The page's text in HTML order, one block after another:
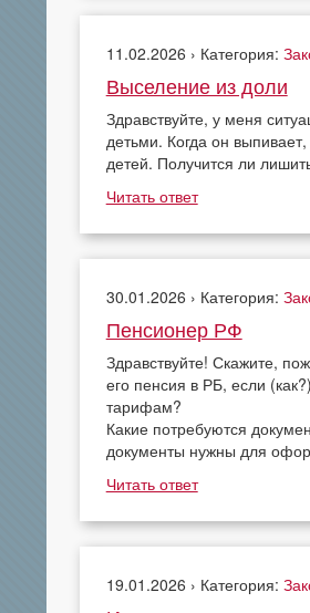
11.02.2026 › Категория:
Выселение из доли
Здравствуйте, у меня
детьми. Когда он
детей. Получится ли
Читать ответ
30.01.2026 › Категория:
Пенсионер РФ
Здравствуйте! Скажите,
его пенсия в РБ, если
тарифам?
Какие потребуются
документы нужны для
Читать ответ
19.01.2026 › Категория: